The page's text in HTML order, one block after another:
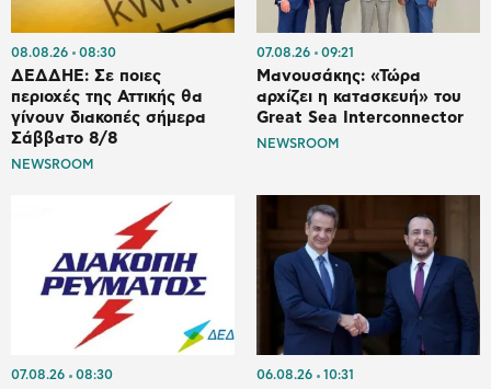
08.08.26 08:30
ΔΕΔΔΗΕ: Σε ποιες
περιοχές της Αττικής θα
γίνουν διακοπές σήμερα
Σάββατο 8/8
NEWSROOM
07.08.26 09:21
Μανουσάκης: «Τώρα
αρχίζει η κατασκευή» του
Great Sea Interconnector
NEWSROOM
07.08.26 08:30 06.08.26 10:31